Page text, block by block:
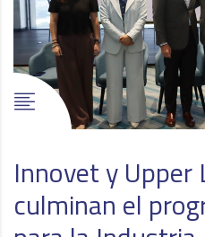
Innovet y Upper
culminan el